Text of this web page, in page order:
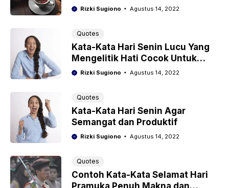
Rizki Sugiono Agustus 14, 2022
Quotes
Kata-Kata Hari Senin Lucu Yang
Mengelitik Hati Cocok Untuk
Caption Medsos
Rizki Sugiono Agustus 14, 2022
Quotes
Kata-Kata Hari Senin Agar
Semangat dan Produktif
Rizki Sugiono Agustus 14, 2022
Quotes
Contoh Kata-Kata Selamat Hari
Pramuka Penuh Makna dan